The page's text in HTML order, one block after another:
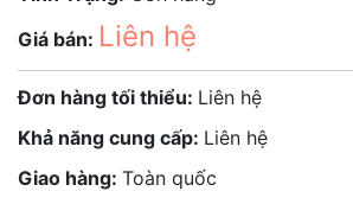
Giá bán: Liên hệ
Đơn hàng tối thiểu: Liên hệ
Khả năng cung cấp: Liên hệ
Giao hàng: Toàn quốc